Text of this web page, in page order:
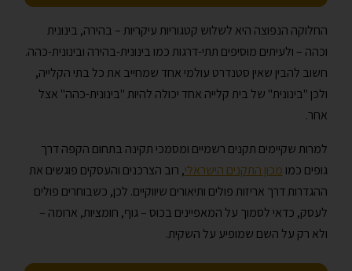
החלוקה הנפוצה היא לשלוש קטגוריות עיקריות – בהירה, בינונית
וכהה – ולעיתים מוסיפים תתי-דרגות כמו בינונית-בהירה ובינונית-כהה.
חשוב להבין שאין סטנדרט עולמי אחד שמחייב את כל בתי הקלייה,
ולכן "בינונית" של בית קלייה אחד יכולה להיות "בינונית-כהה" אצל
אחר.
למרות שקיימים תקנים רשמיים ומסמכי תקינה בתחום הקפה דרך
גופים כמו מכון התקנים הישראלי, רוב הצרכנים והעסקים פוגשים את
ההגדרות דרך אריזות פולים ותיאורים שיווקיים. לכן, כשבוחרים פולים
לעסק, כדאי לסמוך על המאפיינים בכוס – גוף, חומציות, ארומה –
ולא רק על השם שמופיע על השקית.